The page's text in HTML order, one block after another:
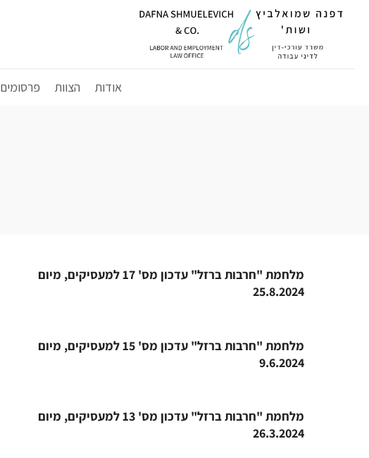
אודות הצוות פרסומים
מלחמת "חרבות ברזל" עדכון מס' 17 למעסיקים, מיום
25.8.2024
מלחמת "חרבות ברזל" עדכון מס' 15 למעסיקים, מיום
9.6.2024
מלחמת "חרבות ברזל" עדכון מס' 13 למעסיקים, מיום
26.3.2024